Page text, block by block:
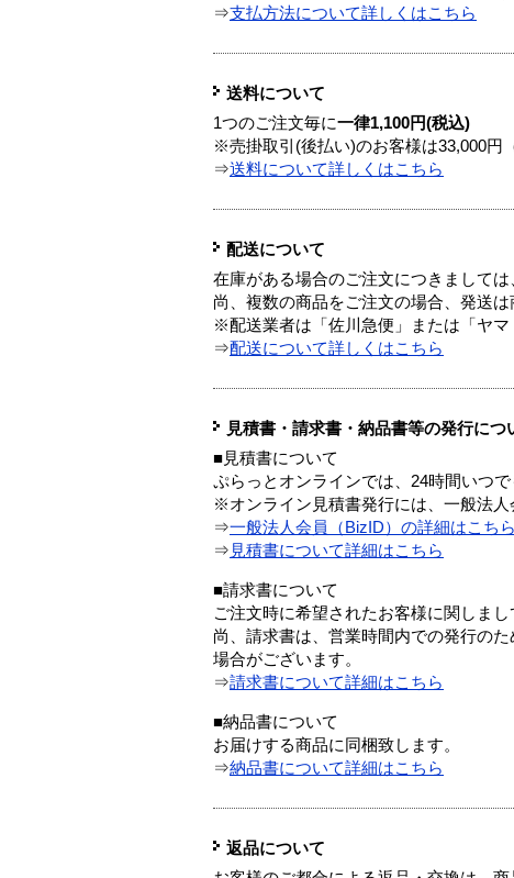
⇒支払方法について詳しくはこちら
送料について
1つのご注文毎に一律1,100円(税込)
※売掛取引(後払い)のお客様は33,000円
⇒送料について詳しくはこちら
配送について
在庫がある場合のご注文につきまして
尚、複数の商品をご注文の場合、発送
※配送業者は「佐川急便」または「ヤ
⇒配送について詳しくはこちら
見積書・請求書・納品書等の発行につ
■見積書について
ぷらっとオンラインでは、24時間いつ
※オンライン見積書発行には、一般法人
⇒一般法人会員（BizID）の詳細はこちら
⇒ 見積書について詳細はこちら
■請求書について
ご注文時に希望されたお客様に関しま
尚、請求書は、営業時間内での発行の
場合がございます。
⇒請求書について詳細はこちら
■納品書について
お届けする商品に同梱致します。
⇒納品書について詳細はこちら
返品について